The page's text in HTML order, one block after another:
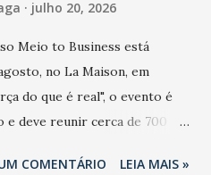
julho 20, 2026
Meio to Business está
no La Maison, em
do que é real", o evento é
deve reunir cerca de 700
Desde 2022, o NM2B
COMENTÁRIO LEIA MAIS »